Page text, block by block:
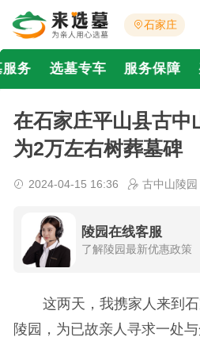
石家庄
务 选墓专车 服务保障
在石家庄平山县古中
为2万左右树葬墓碑
2024-04-15 16:36 古中山陵园
陵园在线客服
了解陵园最新优惠政策
这两天，我携家人来到
陵园，为已故亲人寻求一处与